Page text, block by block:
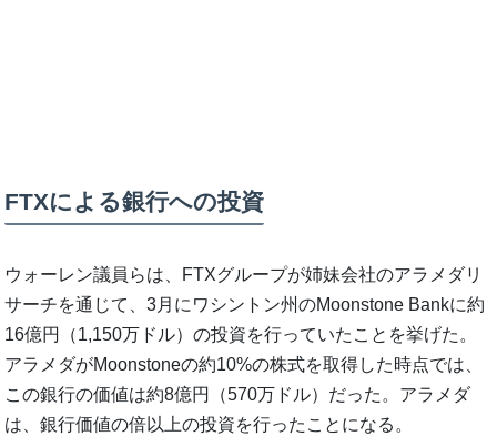
FTXによる銀行への投資
ウォーレン議員らは、FTXグループが姉妹会社のアラメダリ
サーチを通じて、3月にワシントン州のMoonstone Bankに約
16億円（1,150万ドル）の投資を行っていたことを挙げた。
アラメダがMoonstoneの約10%の株式を取得した時点では、
この銀行の価値は約8億円（570万ドル）だった。アラメダ
は、銀行価値の倍以上の投資を行ったことになる。